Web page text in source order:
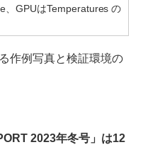
、GPUはTemperatures の
作例写真と検証環境の
2023年冬号」は12